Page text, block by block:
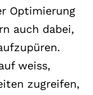
Optimierung
auch dabei,
weiss,
zugreifen,